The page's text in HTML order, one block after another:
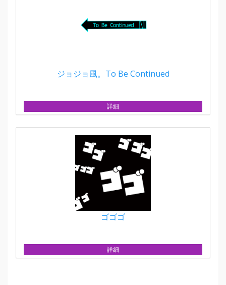
ジョジョ風。To Be Continued
詳細
ゴゴゴ
詳細